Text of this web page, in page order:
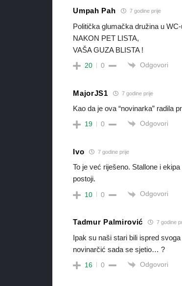
Umpah Pah 7 godine prije
Politička glumačka družina u
NAKON PET LISTA,
VAŠA GUZA BLISTA !
20 0 Odgovori
MajorJS1 7 godine prije
Kao da je ova “novinarka” radila
19 0 Odgovori
Ivo 7 godine prije
To je već riješeno. Stallone i
postoji.
10 0 Odgovori
Tadmur Palmirović 7 godine
Ipak su naši stari bili ispred
novinarčić sada se sjetio… ?
16 0 Odgovori